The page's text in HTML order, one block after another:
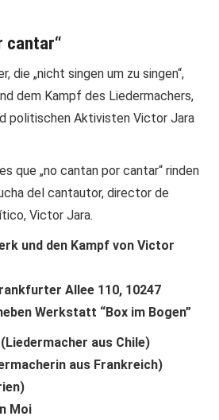
cantar“
die „nicht singen um zu singen“,
dem Kampf des Liedermachers,
politischen Aktivisten Victor Jara
que „no cantan por cantar“ rinden
del cantautor, director de
Victor Jara.
und den Kampf von Victor
Allee 110, 10247
Werkstatt “Box im Bogen”
aus Chile)
aus Frankreich)
Moi